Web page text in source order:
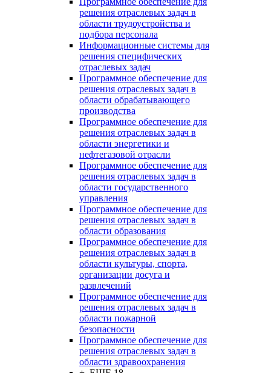
решения отраслевых задач в
области трудоустройства и
подбора персонала
Информационные системы для
решения специфических
отраслевых задач
Программное обеспечение для
решения отраслевых задач в
области обрабатывающего
производства
Программное обеспечение для
решения отраслевых задач в
области энергетики и
нефтегазовой отрасли
Программное обеспечение для
решения отраслевых задач в
области государственного
управления
Программное обеспечение для
решения отраслевых задач в
области образования
Программное обеспечение для
решения отраслевых задач в
области культуры, спорта,
организации досуга и
развлечений
Программное обеспечение для
решения отраслевых задач в
области пожарной
безопасности
Программное обеспечение для
решения отраслевых задач в
области здравоохранения